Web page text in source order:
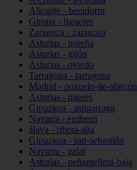
Alicante - benidorm
Girona - figueres
Zaragoza - zaragoza
Asturias - noreña
Asturias - gijón
Asturias - oviedo
Tarragona - tarragona
Madrid - pozuelo-de-alarcón
Asturias - mieres
Gipuzkoa - astigarraga
Navarra - erriberri
álava - ribera-alta
Gipuzkoa - san-sebastián
Navarra - galar
Asturias - peñamellera-baja